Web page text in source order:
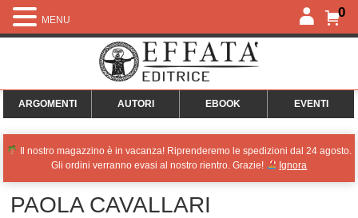
0
ARGOMENTI AUTORI EBOOK EVENTI
Il nostro magazzino è in vacanza! Riprenderemo le spedizioni dal 24 agosto.
Gli ordini verranno evasi al nostro rientro. Grazie!
Ignora
PAOLA CAVALLARI
MENU